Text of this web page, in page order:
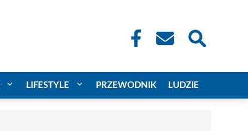
LIFESTYLE PRZEWODNIK LUDZIE